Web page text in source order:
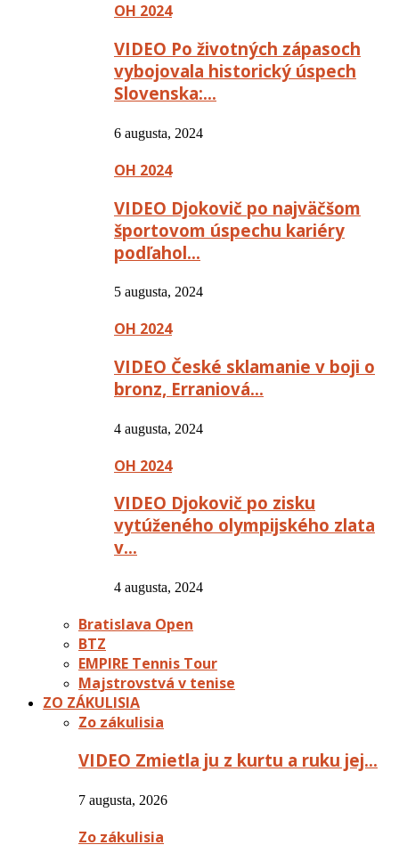
OH 2024
VIDEO Po životných zápasoch
vybojovala historický úspech
Slovenska:…
6 augusta, 2024
OH 2024
VIDEO Djokovič po najväčšom
športovom úspechu kariéry
podľahol…
5 augusta, 2024
OH 2024
VIDEO České sklamanie v boji o
bronz, Erraniová…
4 augusta, 2024
OH 2024
VIDEO Djokovič po zisku
vytúženého olympijského zlata
v…
4 augusta, 2024
Bratislava Open
BTZ
EMPIRE Tennis Tour
Majstrovstvá v tenise
ZO ZÁKULISIA
Zo zákulisia
VIDEO Zmietla ju z kurtu a ruku jej…
7 augusta, 2026
Zo zákulisia